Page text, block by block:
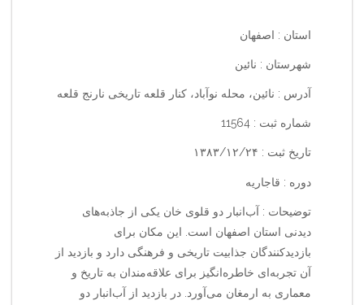
استان : اصفهان
شهرستان : نائین
آدرس : نائین، محله نوآباد، کنار قلعه تاریخی نارنج قلعه
شماره ثبت : 11564
تاریخ ثبت : ۱۳۸۳/۱۲/۲۴
دوره : قاجاریه
توضیحات : آب‌انبار دو قلوی خان یکی از جاذبه‌های
دیدنی استان اصفهان است. این مکان برای
بازدیدکنندگان جذابیت تاریخی و فرهنگی دارد و بازدید از
آن تجربه‌ای خاطره‌انگیز برای علاقه‌مندان به تاریخ و
معماری به ارمغان می‌آورد. در بازدید از آب‌انبار دو